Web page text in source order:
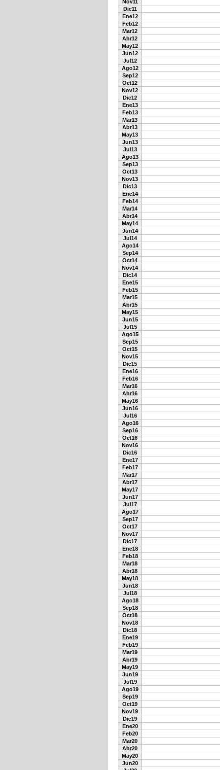
Nov11
Dic11
Ene12
Feb12
Mar12
Abr12
May12
Jun12
Jul12
Ago12
Sep12
Oct12
Nov12
Dic12
Ene13
Feb13
Mar13
Abr13
May13
Jun13
Jul13
Ago13
Sep13
Oct13
Nov13
Dic13
Ene14
Feb14
Mar14
Abr14
May14
Jun14
Jul14
Ago14
Sep14
Oct14
Nov14
Dic14
Ene15
Feb15
Mar15
Abr15
May15
Jun15
Jul15
Ago15
Sep15
Oct15
Nov15
Dic15
Ene16
Feb16
Mar16
Abr16
May16
Jun16
Jul16
Ago16
Sep16
Oct16
Nov16
Dic16
Ene17
Feb17
Mar17
Abr17
May17
Jun17
Jul17
Ago17
Sep17
Oct17
Nov17
Dic17
Ene18
Feb18
Mar18
Abr18
May18
Jun18
Jul18
Ago18
Sep18
Oct18
Nov18
Dic18
Ene19
Feb19
Mar19
Abr19
May19
Jun19
Jul19
Ago19
Sep19
Oct19
Nov19
Dic19
Ene20
Feb20
Mar20
Abr20
May20
Jun20